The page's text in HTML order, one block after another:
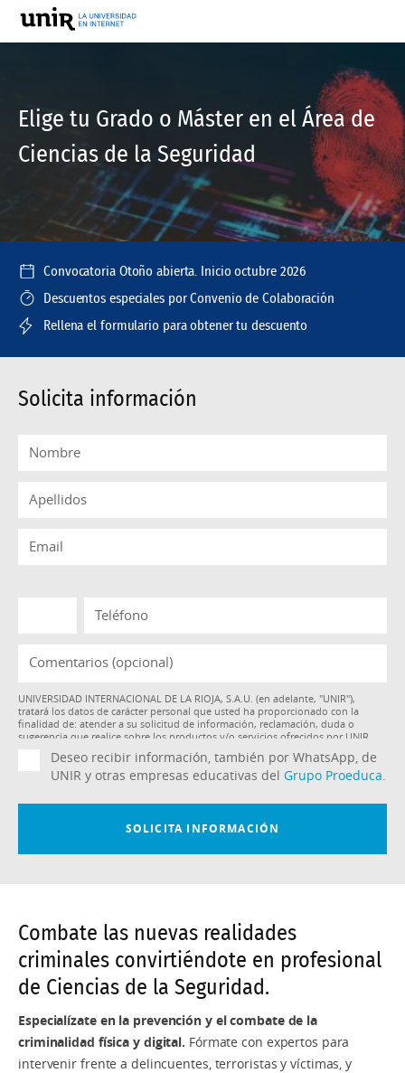
Elige tu Grado o Máster en el Área de
Ciencias de la Seguridad
Convocatoria Otoño abierta. Inicio octubre 2026
Descuentos especiales por Convenio de Colaboración
Rellena el formulario para obtener tu descuento
Solicita información
Combate las nuevas realidades
criminales convirtiéndote en profesional
de Ciencias de la Seguridad.
Especialízate en la prevención y el combate de la
criminalidad física y digital. Fórmate con expertos para
intervenir frente a delincuentes, terroristas y víctimas, y